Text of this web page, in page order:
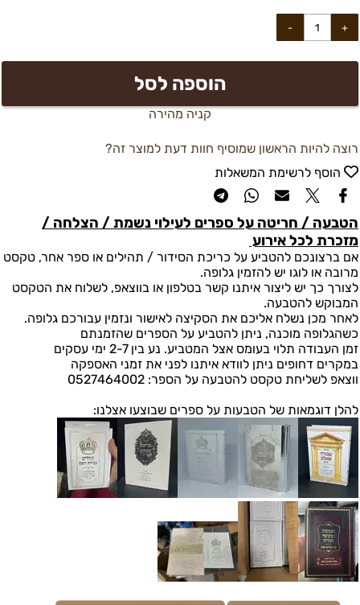
הוספה לסל
קניה מהירה
רוצה להיות הראשון שמוסיף חוות דעת למוצר זה?
הוסף לרשימת המשאלות
הטבעה / חריטה על ספרים לעילוי נשמת / הצלחה /
מזכרת לכל אירוע
אם ברצונכם להטביע על כריכת הסידור / תהילים או ספר אחר, טקסט
מרובה או לוגו יש להזמין גלופה.
לצורך כך יש ליצור איתנו קשר בטלפון או בווצאפ, לשלוח את הטקסט
המבוקש להטבעה.
לאחר מכן נשלח אליכם את הסקיצה לאישור ונזמין עבורכם גלופה.
כשהגלופה מוכנה, ניתן להטביע על הספרים שהזמנתם
זמן העבודה תלוי בעומס אצל המטביע. נע בין 2-7 ימי עסקים
במקרים דחופים ניתן לוודא איתנו לפני את זמני האספקה
ווצאפ לשליחת טקסט להטבעה על הספר: 0527464002
להלן דוגמאות של הטבעות על ספרים שבוצעו אצלנו: